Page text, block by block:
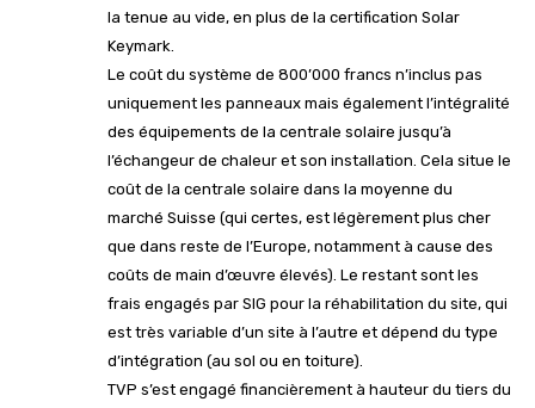
la tenue au vide, en plus de la certification Solar
Keymark.
Le coût du système de 800’000 francs n’inclus pas
uniquement les panneaux mais également l’intégralité
des équipements de la centrale solaire jusqu’à
l’échangeur de chaleur et son installation. Cela situe le
coût de la centrale solaire dans la moyenne du
marché Suisse (qui certes, est légèrement plus cher
que dans reste de l’Europe, notamment à cause des
coûts de main d’œuvre élevés). Le restant sont les
frais engagés par SIG pour la réhabilitation du site, qui
est très variable d’un site à l’autre et dépend du type
d’intégration (au sol ou en toiture).
TVP s’est engagé financièrement à hauteur du tiers du